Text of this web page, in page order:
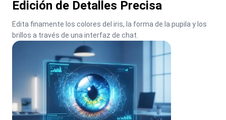
Edición de Detalles Precisa
Edita finamente los colores del iris, la forma de la pupila y los
brillos a través de una interfaz de chat.